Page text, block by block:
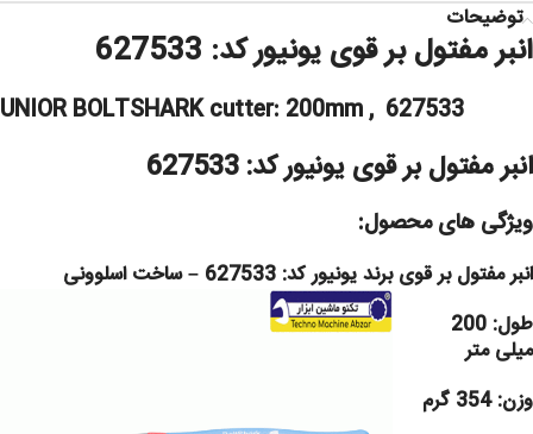
توضیحات
انبر مفتول بر قوی یونیور کد: 627533
UNIOR BOLTSHARK cutter: 200mm , 627533
انبر مفتول بر قوی یونیور کد: 627533
ویژگی های محصول:
انبر مفتول بر قوی برند یونیور کد: 627533 – ساخت اسلوونی
طول: 200
میلی متر
وزن: 354 گرم